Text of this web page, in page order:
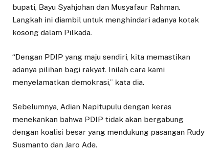
bupati, Bayu Syahjohan dan Musyafaur Rahman.
Langkah ini diambil untuk menghindari adanya kotak
kosong dalam Pilkada.
“Dengan PDIP yang maju sendiri, kita memastikan
adanya pilihan bagi rakyat. Inilah cara kami
menyelamatkan demokrasi,” kata dia.
Sebelumnya, Adian Napitupulu dengan keras
menekankan bahwa PDIP tidak akan bergabung
dengan koalisi besar yang mendukung pasangan Rudy
Susmanto dan Jaro Ade.